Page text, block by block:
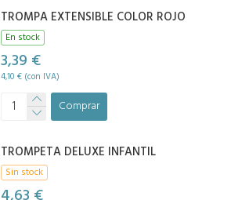
TROMPA EXTENSIBLE COLOR ROJO
En stock
3,39 €
4,10 € (con IVA)
Comprar
TROMPETA DELUXE INFANTIL
Sin stock